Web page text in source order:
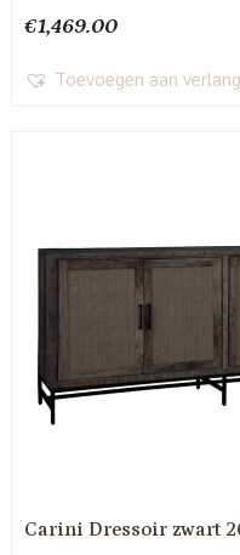
€1,469.00
Toevoegen aan
Carini Dressoir zwart